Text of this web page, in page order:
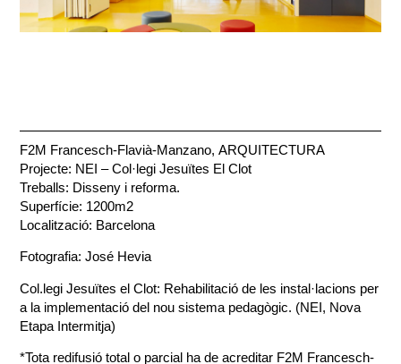
F2M Francesch-Flavià-Manzano, ARQUITECTURA
Projecte: NEI – Col·legi Jesuïtes El Clot
Treballs: Disseny i reforma.
Superfície: 1200m2
Localització: Barcelona
Fotografia: José Hevia
Col.legi Jesuïtes el Clot: Rehabilitació de les instal·lacions per
a la implementació del nou sistema pedagògic. (NEI, Nova
Etapa Intermitja)
*Tota redifusió total o parcial ha de acreditar F2M Francesch-